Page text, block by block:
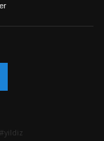
yildiz